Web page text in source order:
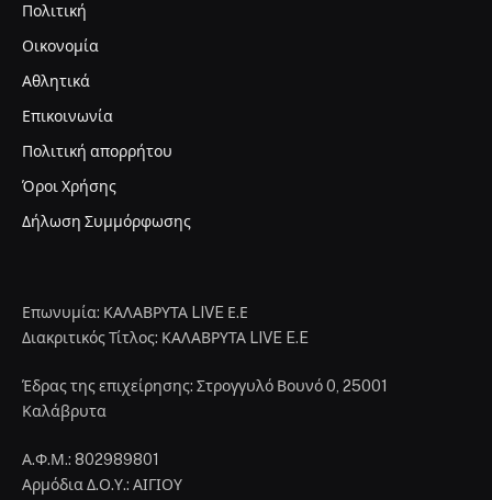
Πολιτική
Οικονομία
Αθλητικά
Επικοινωνία
Πολιτική απορρήτου
Όροι Χρήσης
Δήλωση Συμμόρφωσης
Επωνυμία: ΚΑΛΑΒΡΥΤΑ LIVE Ε.Ε
Διακριτικός Τίτλος: ΚΑΛΑΒΡΥΤΑ LIVE E.E
Έδρας της επιχείρησης: Στρογγυλό Βουνό 0, 25001
Καλάβρυτα
Α.Φ.Μ.: 802989801
Αρμόδια Δ.Ο.Υ.: ΑΙΓΙΟΥ